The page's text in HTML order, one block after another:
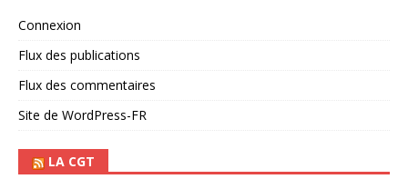
Connexion
Flux des publications
Flux des commentaires
Site de WordPress-FR
LA CGT